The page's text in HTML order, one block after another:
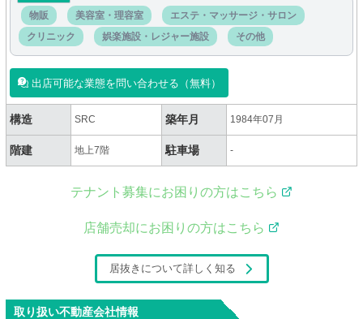
物販
美容室・理容室
エステ・マッサージ・サロン
クリニック
娯楽施設・レジャー施設 その他
出店可能な業態を問い合わせる（無料）
構造 SRC 築年月 1984年07月
階建 地上7階 駐車場 -
テナント募集にお困りの方はこちら
店舗売却にお困りの方はこちら
居抜きについて詳しく知る
取り扱い不動産会社情報